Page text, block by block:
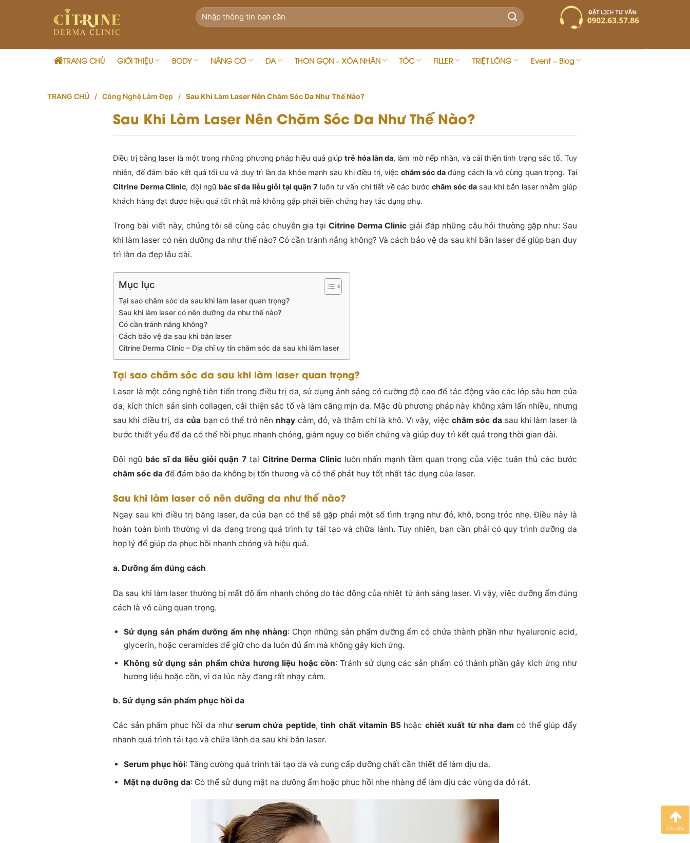
TRANG CHỦ GIỚI THIỆU BODY NÂNG CƠ DA THON GỌN – XÓA NHĂN TÓC FILLER TRIỆT LÔNG Event – Blog
TRANG CHỦ / Công Nghệ Làm Đẹp / Sau Khi Làm Laser Nên Chăm Sóc Da Như Thế Nào?
Sau Khi Làm Laser Nên Chăm Sóc Da Như Thế Nào?
Điều trị bằng laser là một trong những phương pháp hiệu quả giúptrẻ hóa làn da, làm mờ nếp nhăn, và cải thiện tình trạng sắc tố. Tuy
nhiên, để đảm bảo kết quả tối ưu và duy trì làn da khỏe mạnh sau khi điều trị, việc chăm sóc dađúng cách là vô cùng quan trọng. Tại
Citrine Derma Clinic, đội ngũ bác sĩ da liễu giỏi tại quận 7 luôn tư vấn chi tiết về các bướcchăm sóc dasau khi bắn laser nhằm giúp
khách hàng đạt được hiệu quả tốt nhất mà không gặp phải biến chứng hay tác dụng phụ.
Trong bài viết này, chúng tôi sẽ cùng các chuyên gia tại Citrine Derma Clinic giải đáp những câu hỏi thường gặp như: Sau
khi làm laser có nên dưỡng da như thế nào? Có cần tránh nắng không? Và cách bảo vệ da sau khi bắn laser để giúp bạn duy
trì làn da đẹp lâu dài.
Mục lục
Tại sao chăm sóc da sau khi làm laser quan trọng?
Sau khi làm laser có nên dưỡng da như thế nào?
Có cần tránh nắng không?
Cách bảo vệ da sau khi bắn laser
Citrine Derma Clinic – Địa chỉ uy tín chăm sóc da sau khi làm laser
Tại sao chăm sóc da sau khi làm laser quan trọng?
Laser là một công nghệ tiên tiến trong điều trị da, sử dụng ánh sáng có cường độ cao để tác động vào các lớp sâu hơn của
da, kích thích sản sinh collagen, cải thiện sắc tố và làm căng mịn da. Mặc dù phương pháp này không xâm lấn nhiều, nhưng
sau khi điều trị, da của bạn có thể trở nên nhạy cảm, đỏ, và thậm chí là khô. Vì vậy, việc chăm sóc da sau khi làm laser là
bước thiết yếu để da có thể hồi phục nhanh chóng, giảm nguy cơ biến chứng và giúp duy trì kết quả trong thời gian dài.
Đội ngũ bác sĩ da liễu giỏi quận 7 tại Citrine Derma Clinic luôn nhấn mạnh tầm quan trọng của việc tuân thủ các bước
chăm sóc da để đảm bảo da không bị tổn thương và có thể phát huy tốt nhất tác dụng của laser.
Sau khi làm laser có nên dưỡng da như thế nào?
Ngay sau khi điều trị bằng laser, da của bạn có thể sẽ gặp phải một số tình trạng như đỏ, khô, bong tróc nhẹ. Điều này là
hoàn toàn bình thường vì da đang trong quá trình tự tái tạo và chữa lành. Tuy nhiên, bạn cần phải có quy trình dưỡng da
hợp lý để giúp da phục hồi nhanh chóng và hiệu quả.
a. Dưỡng ẩm đúng cách
Da sau khi làm laser thường bị mất độ ẩm nhanh chóng do tác động của nhiệt từ ánh sáng laser. Vì vậy, việc dưỡng ẩm đúng
cách là vô cùng quan trọng.
Sử dụng sản phẩm dưỡng ẩm nhẹ nhàng: Chọn những sản phẩm dưỡng ẩm có chứa thành phần như hyaluronic acid,
glycerin, hoặc ceramides để giữ cho da luôn đủ ẩm mà không gây kích ứng.
Không sử dụng sản phẩm chứa hương liệu hoặc cồn: Tránh sử dụng các sản phẩm có thành phần gây kích ứng như
hương liệu hoặc cồn, vì da lúc này đang rất nhạy cảm.
b. Sử dụng sản phẩm phục hồi da
Các sản phẩm phục hồi da như serum chứa peptide,tinh chất vitamin B5hoặc chiết xuất từ nha đamcó thể giúp đẩy
nhanh quá trình tái tạo và chữa lành da sau khi bắn laser.
Serum phục hồi: Tăng cường quá trình tái tạo da và cung cấp dưỡng chất cần thiết để làm dịu da.
Mặt nạ dưỡng da: Có thể sử dụng mặt nạ dưỡng ẩm hoặc phục hồi nhẹ nhàng để làm dịu các vùng da đỏ rát.
Lên đầu